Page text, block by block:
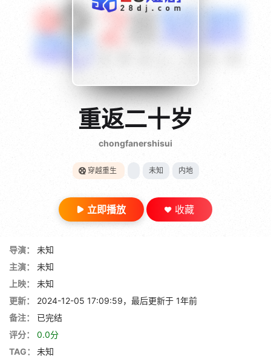
{if condition="$obj.vod_points
28短剧
重返二十岁
chongfanershisui
穿越重生 未知 内地
立即播放 收藏
导演：
未知
主演：
未知
上映：
未知
更新：
2024-12-05 17:09:59，最后更新于 1年前
备注：
已完结
评分：
0.0分
TAG：
未知